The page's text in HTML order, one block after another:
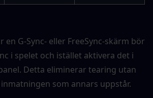
en G-Sync- eller FreeSync-skärm bör
i spelet och istället aktivera det i
Detta eliminerar tearing utan
som annars uppstår.